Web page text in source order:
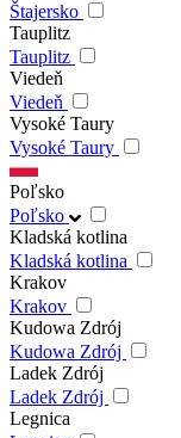
Štajersko
Tauplitz
Tauplitz
Viedeň
Viedeň
Vysoké Taury
Vysoké Taury
Poľsko
Poľsko
Kladská kotlina
Kladská kotlina
Krakov
Krakov
Kudowa Zdrój
Kudowa Zdrój
Ladek Zdrój
Ladek Zdrój
Legnica